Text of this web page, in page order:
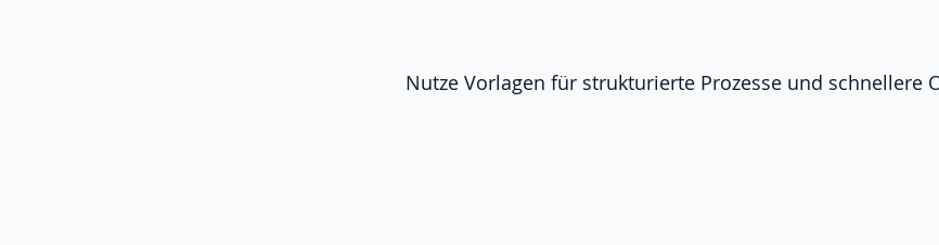
Nutze Vorlagen für strukturierte Prozesse und schnellere